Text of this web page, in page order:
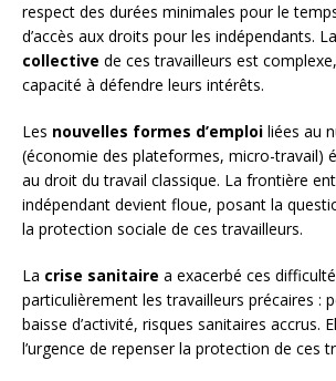
respect des durées minimales pour le
d’accès aux droits pour les indépendants. La
collective de ces travailleurs est
capacité à défendre leurs intérêts.
Les nouvelles formes d’emploi liées au
(économie des plateformes, micro-travail)
au droit du travail classique. La frontière
indépendant devient floue, posant la
la protection sociale de ces travailleurs.
La crise sanitaire a exacerbé ces
particulièrement les travailleurs précaires :
baisse d’activité, risques sanitaires accrus.
l’urgence de repenser la protection de ces